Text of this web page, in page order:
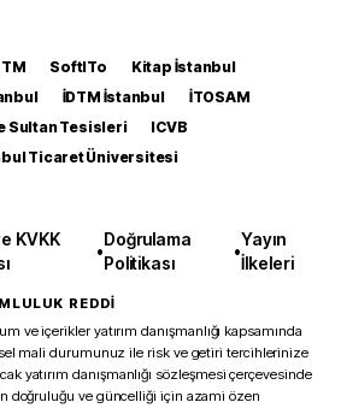
SoftITo
Kitap İstanbul
İDTM İstanbul
İTOSAM
Sultan Tesisleri
ICVB
Ticaret Üniversitesi
KVKK
•
Doğrulama
Politikası
•
Yayın
İlkeleri
REDDİ
ve içerikler yatırım danışmanlığı kapsamında
mali durumunuz ile risk ve getiri tercihlerinize
yatırım danışmanlığı sözleşmesi çerçevesinde
doğruluğu ve güncelliği için azami özen